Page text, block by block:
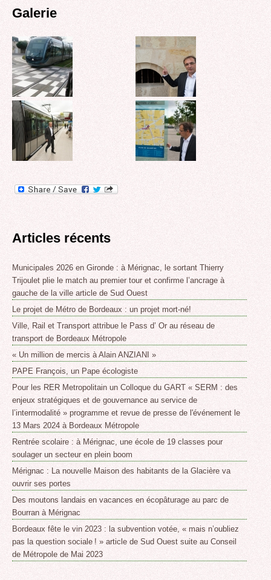
Galerie
Articles récents
Municipales 2026 en Gironde : à Mérignac, le sortant Thierry
Trijoulet plie le match au premier tour et confirme l’ancrage à
gauche de la ville article de Sud Ouest
Le projet de Métro de Bordeaux : un projet mort-né!
Ville, Rail et Transport attribue le Pass d’ Or au réseau de
transport de Bordeaux Métropole
« Un million de mercis à Alain ANZIANI »
PAPE François, un Pape écologiste
Pour les RER Metropolitain un Colloque du GART « SERM : des
enjeux stratégiques et de gouvernance au service de
l’intermodalité » programme et revue de presse de l'événement le
13 Mars 2024 à Bordeaux Métropole
Rentrée scolaire : à Mérignac, une école de 19 classes pour
soulager un secteur en plein boom
Mérignac : La nouvelle Maison des habitants de la Glacière va
ouvrir ses portes
Des moutons landais en vacances en écopâturage au parc de
Bourran à Mérignac
Bordeaux fête le vin 2023 : la subvention votée, « mais n’oubliez
pas la question sociale ! » article de Sud Ouest suite au Conseil
de Métropole de Mai 2023